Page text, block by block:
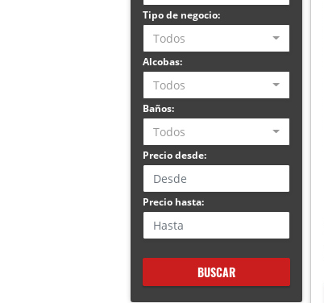
Tipo de negocio:
Todos
Alcobas:
Todos
Baños:
Todos
Precio desde:
Precio hasta:
BUSCAR